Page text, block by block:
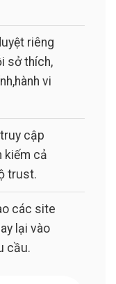
riêng
sở thích,
vi
cập
kiếm cả
trust.
các site
lại vào
cầu.